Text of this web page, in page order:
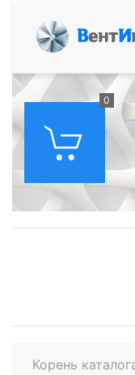
ВентИ
0
Корень